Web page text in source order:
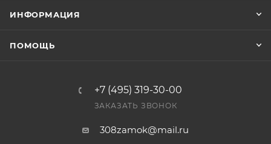
оплата выставленного счета.
ИНФОРМАЦИЯ
ПОМОЩЬ
+7 (495) 319-30-00
ЗАКАЗАТЬ ЗВОНОК
308zamok@mail.ru